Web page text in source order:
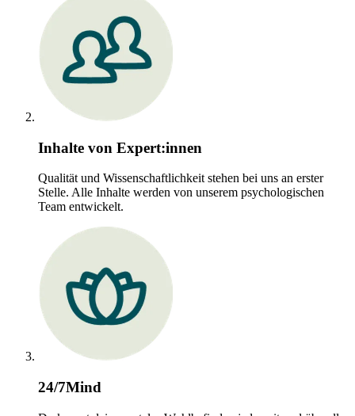
Inhalte von Expert:innen
Qualität und Wissenschaftlichkeit stehen bei uns an erster
Stelle. Alle Inhalte werden von unserem psychologischen
Team entwickelt.
24/7Mind